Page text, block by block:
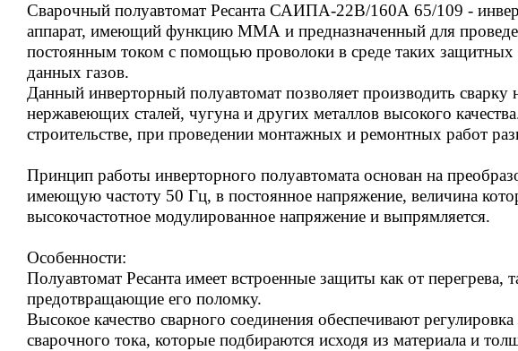
Сварочный полуавтомат Ресанта САИПА-22В/160А 65/109 -
аппарат, имеющий функцию ММА и предназначенный для
постоянным током с помощью проволоки в среде таких защитных
данных газов.
Данный инверторный полуавтомат позволяет производить сварку
нержавеющих сталей, чугуна и других металлов высокого
строительстве, при проведении монтажных и ремонтных работ
Принцип работы инверторного полуавтомата основан на
имеющую частоту 50 Гц, в постоянное напряжение, величина
высокочастотное модулированное напряжение и выпрямляется.
Особенности:
Полуавтомат Ресанта имеет встроенные защиты как от перегрева,
предотвращающие его поломку.
Высокое качество сварного соединения обеспечивают
сварочного тока, которые подбираются исходя из материала и